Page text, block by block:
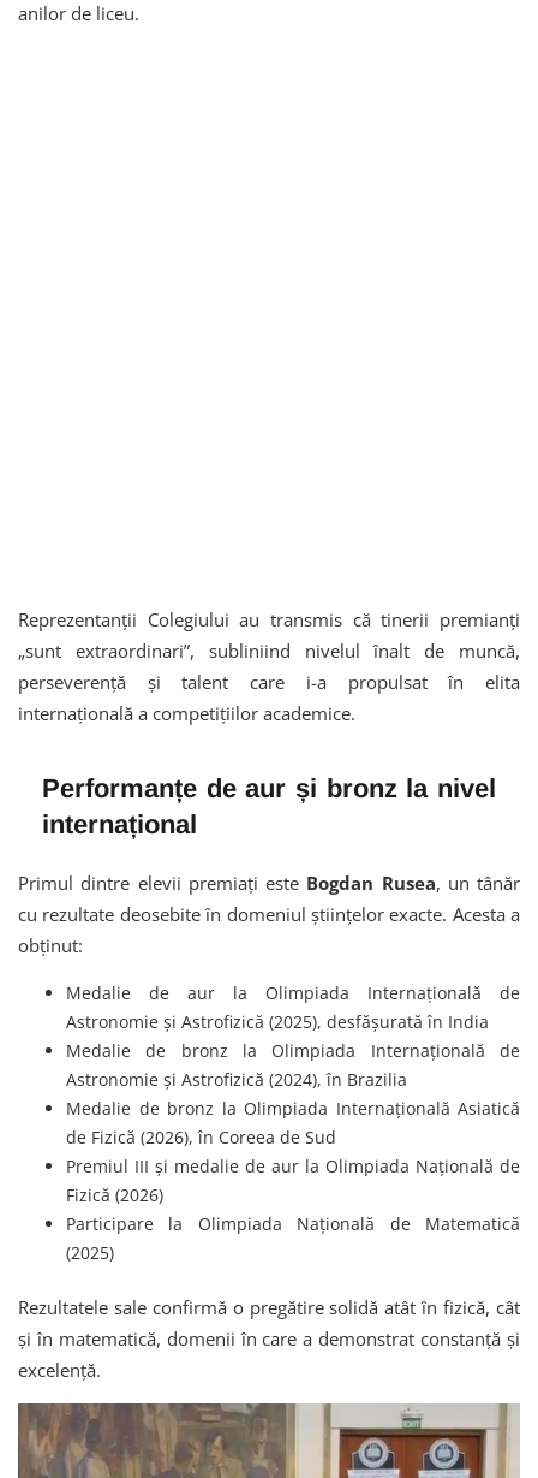
anilor de liceu.
Reprezentanții Colegiului au transmis că tinerii premianți
„sunt extraordinari”, subliniind nivelul înalt de muncă,
perseverență și talent care i-a propulsat în elita
internațională a competițiilor academice.
Performanțe de aur și bronz la nivel
internațional
Primul dintre elevii premiați este Bogdan Rusea, un tânăr
cu rezultate deosebite în domeniul științelor exacte. Acesta a
obținut:
Medalie de aur la Olimpiada Internațională de
Astronomie și Astrofizică (2025), desfășurată în India
Medalie de bronz la Olimpiada Internațională de
Astronomie și Astrofizică (2024), în Brazilia
Medalie de bronz la Olimpiada Internațională Asiatică
de Fizică (2026), în Coreea de Sud
Premiul III și medalie de aur la Olimpiada Națională de
Fizică (2026)
Participare la Olimpiada Națională de Matematică
(2025)
Rezultatele sale confirmă o pregătire solidă atât în fizică, cât
și în matematică, domenii în care a demonstrat constanță și
excelență.